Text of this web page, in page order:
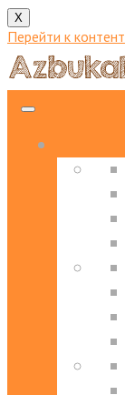
X
Перейти к